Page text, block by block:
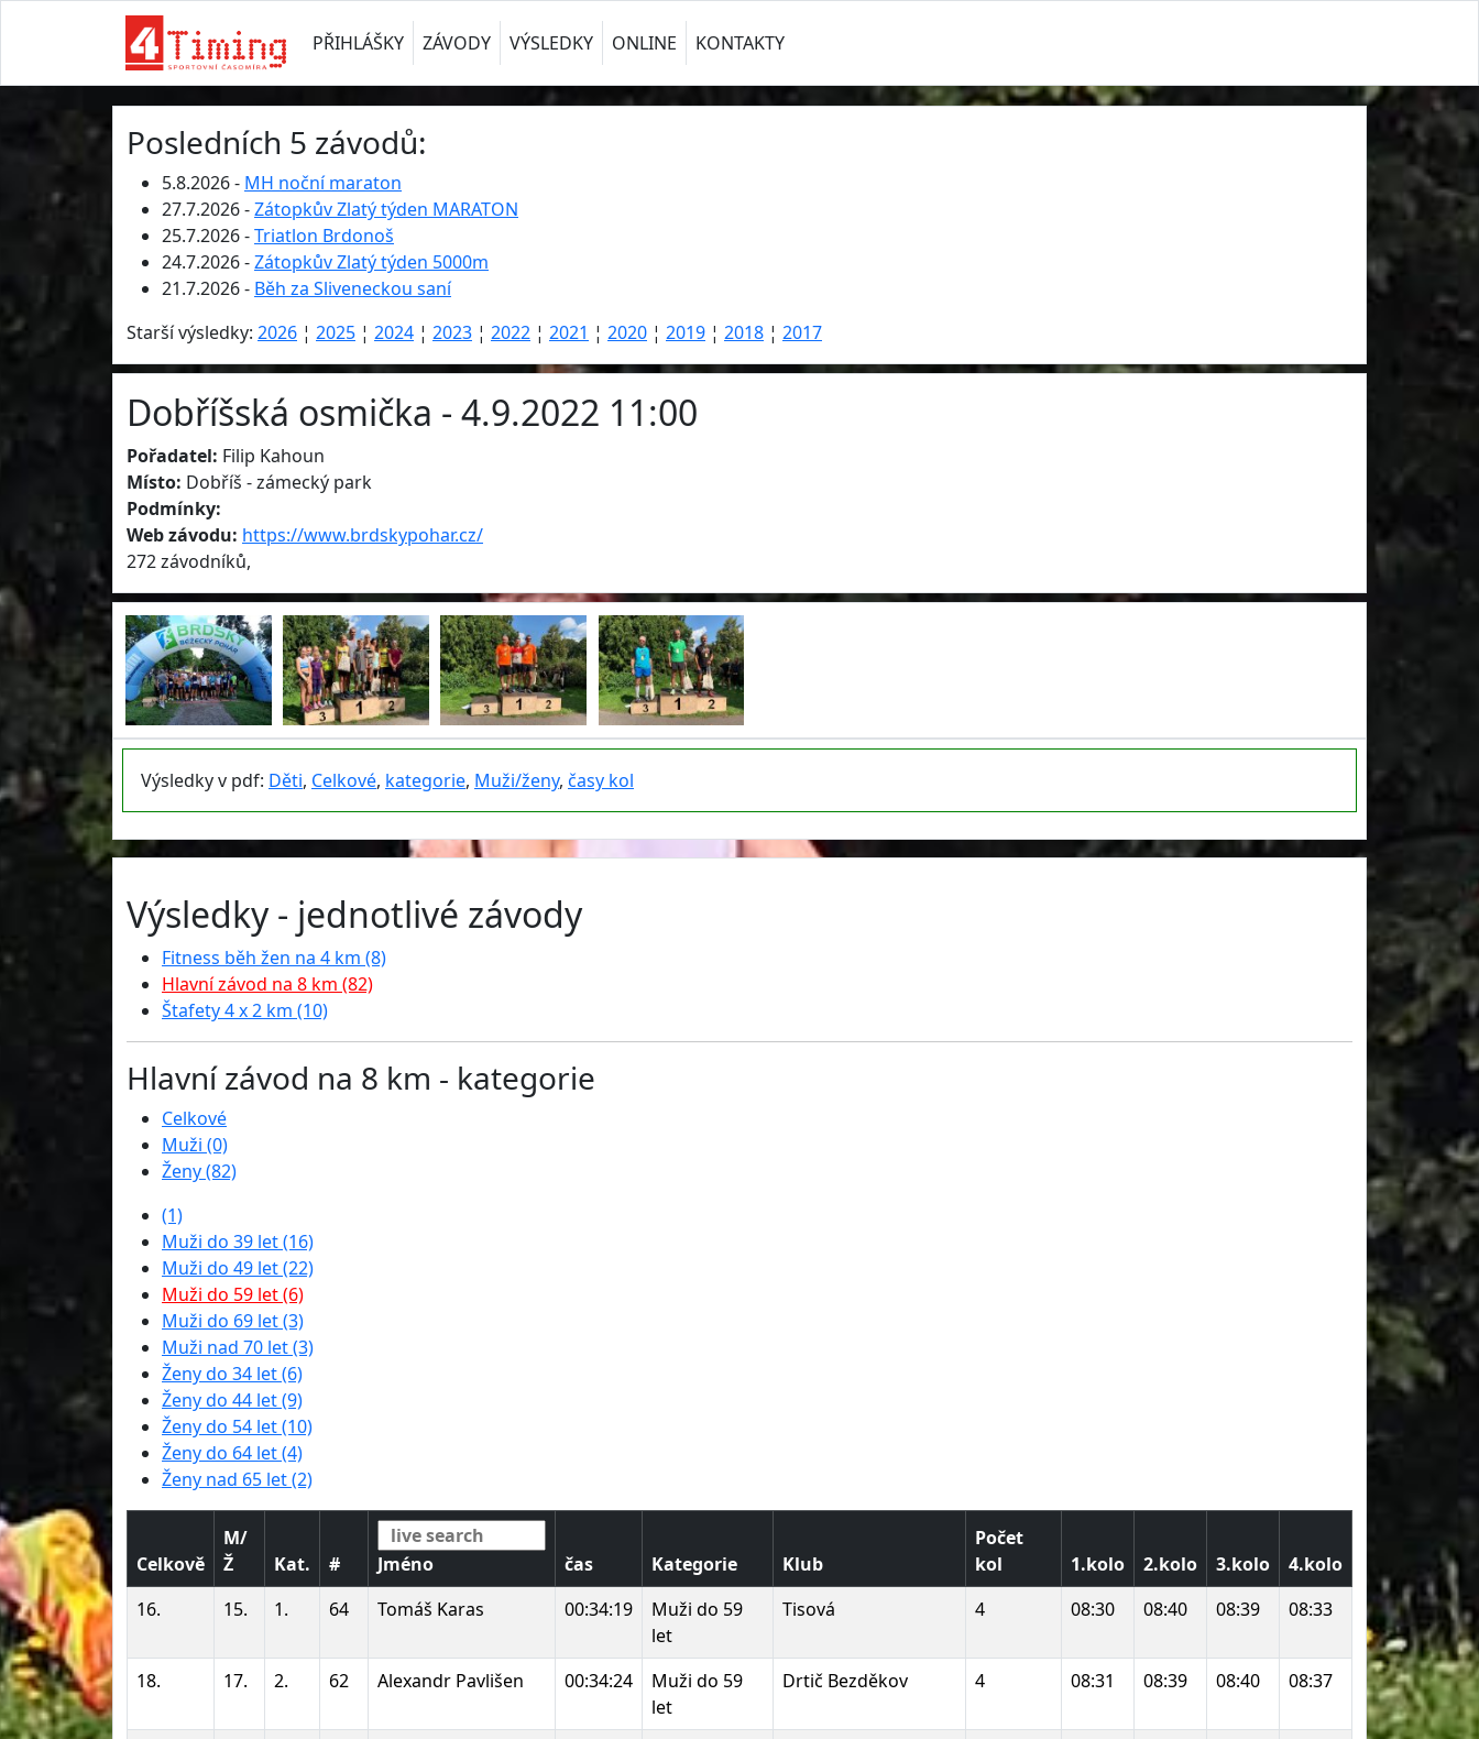
PŘIHLÁŠKY ZÁVODY VÝSLEDKY ONLINE KONTAKTY
Posledních 5 závodů:
5.8.2026 - MH noční maraton
27.7.2026 -Zátopkův Zlatý týden MARATON
25.7.2026 -Triatlon Brdonoš
24.7.2026 -Zátopkův Zlatý týden 5000m
21.7.2026 - Běh za Sliveneckou saní
Starší výsledky: 2026 ¦ 2025 ¦ 2024 ¦ 2023 ¦ 2022 ¦ 2021 ¦ 2020 ¦ 2019 ¦ 2018 ¦ 2017
Dobříšská osmička - 4.9.2022 11:00
Pořadatel: Filip Kahoun
Místo: Dobříš - zámecký park
Podmínky:
Web závodu: https://www.brdskypohar.cz/
272 závodníků,
Výsledky v pdf: Děti, Celkové, kategorie, Muži/ženy, časy kol
Výsledky - jednotlivé závody
Fitness běh žen na 4 km (8)
Hlavní závod na 8 km (82)
Štafety 4 x 2 km (10)
Hlavní závod na 8 km - kategorie
Celkové
Muži (0)
Ženy (82)
(1)
Muži do 39 let (16)
Muži do 49 let (22)
Muži do 59 let (6)
Muži do 69 let (3)
Muži nad 70 let (3)
Ženy do 34 let (6)
Ženy do 44 let (9)
Ženy do 54 let (10)
Ženy do 64 let (4)
Ženy nad 65 let (2)
Celkově
M/
Ž
Kat. # Jméno čas Kategorie Klub
Počet
kol
1.kolo 2.kolo 3.kolo
4.kolo
16.
15. 1. 64 Tomáš Karas 00:34:19
Muži do 59
let
Tisová 4 08:30 08:40 08:39 08:33
18. 17. 2. 62 Alexandr Pavlišen 00:34:24
Muži do 59
let
Drtič Bezděkov 4 08:31 08:39 08:40 08:37